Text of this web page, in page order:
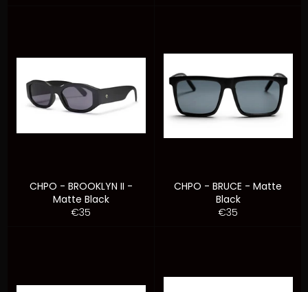
CHPO - BROOKLYN II -
Matte Black
Prezzo
€35
CHPO - BRUCE - Matte
Black
Prezzo
€35